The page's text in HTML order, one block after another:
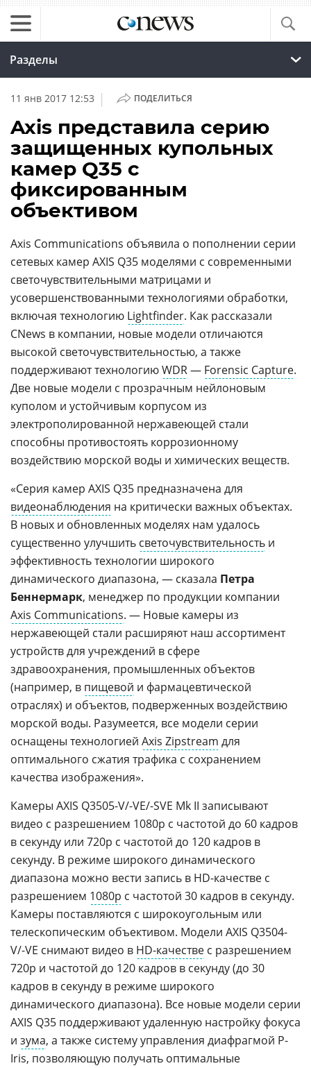
Разделы
11 янв 2017 12:53 | ПОДЕЛИТЬСЯ
Axis представила серию
защищенных купольных
камер Q35 с
фиксированным
объективом
Axis Communications объявила о пополнении серии
сетевых камер AXIS Q35 моделями с современными
светочувствительными матрицами и
усовершенствованными технологиями обработки,
включая технологию Lightfinder. Как рассказали
CNews в компании, новые модели отличаются
высокой светочувствительностью, а также
поддерживают технологиюWDR— Forensic Capture.
Две новые модели с прозрачным нейлоновым
куполом и устойчивым корпусом из
электрополированной нержавеющей стали
способны противостоять коррозионному
воздействию морской воды и химических веществ.
«Серия камер AXIS Q35 предназначена для
видеонаблюдения на критически важных объектах.
В новых и обновленных моделях нам удалось
существенно улучшить светочувствительность и
эффективность технологии широкого
динамического диапазона, — сказала Петра
Беннермарк, менеджер по продукции компании
Axis Communications. — Новые камеры из
нержавеющей стали расширяют наш ассортимент
устройств для учреждений в сфере
здравоохранения, промышленных объектов
(например, в пищевой и фармацевтической
отраслях) и объектов, подверженных воздействию
морской воды. Разумеется, все модели серии
оснащены технологией Axis Zipstream для
оптимального сжатия трафика с сохранением
качества изображения».
Камеры AXIS Q3505-V/-VE/-SVE Mk II записывают
видео с разрешением 1080p с частотой до 60 кадров
в секунду или 720p с частотой до 120 кадров в
секунду. В режиме широкого динамического
диапазона можно вести запись в HD-качестве с
разрешением 1080p с частотой 30 кадров в секунду.
Камеры поставляются с широкоугольным или
телескопическим объективом. Модели AXIS Q3504-
V/-VE снимают видео в HD-качестве с разрешением
720p и частотой до 120 кадров в секунду (до 30
кадров в секунду в режиме широкого
динамического диапазона). Все новые модели серии
AXIS Q35 поддерживают удаленную настройку фокуса
и зума, а также систему управления диафрагмой P-
Iris, позволяющую получать оптимальные